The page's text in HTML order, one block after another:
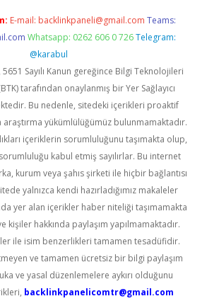
E-mail: backlinkpaneli@gmail.com Teams:
Whatsapp: 0262 606 0 726 Telegram:
@karabul
5651 Sayılı Kanun gereğince Bilgi Teknolojileri
tarafından onaylanmış bir Yer Sağlayıcı
Bu nedenle, sitedeki içerikleri proaktif
yükümlülüğümüz bulunmamaktadır.
içeriklerin sorumluluğunu taşımakta olup,
kabul etmiş sayılırlar. Bu internet
kurum veya şahıs şirketi ile hiçbir bağlantısı
yalnızca kendi hazırladığımız makaleler
yer alan içerikler haber niteliği taşımamakta
kişiler hakkında paylaşım yapılmamaktadır.
ile isim benzerlikleri tamamen tesadüfidir.
ve tamamen ücretsiz bir bilgi paylaşım
ve yasal düzenlemelere aykırı olduğunu
backlinkpanelicomtr@gmail.com